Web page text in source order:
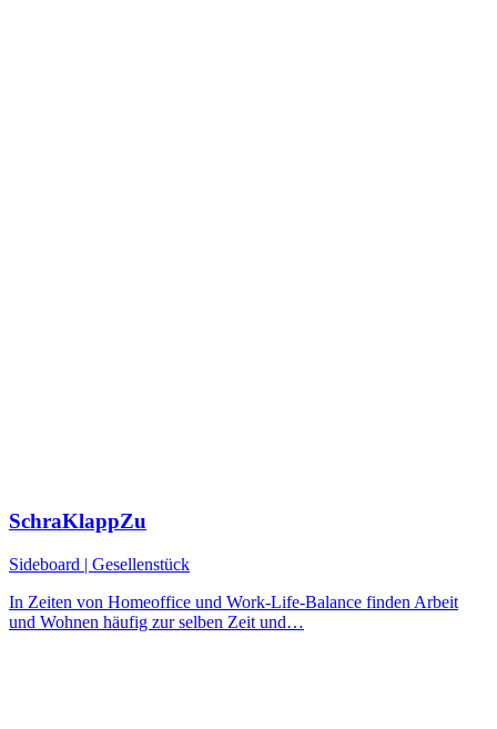
SchraKlappZu
Sideboard | Gesellenstück
In Zeiten von Homeoffice und Work-Life-Balance finden Arbeit
und Wohnen häufig zur selben Zeit und…